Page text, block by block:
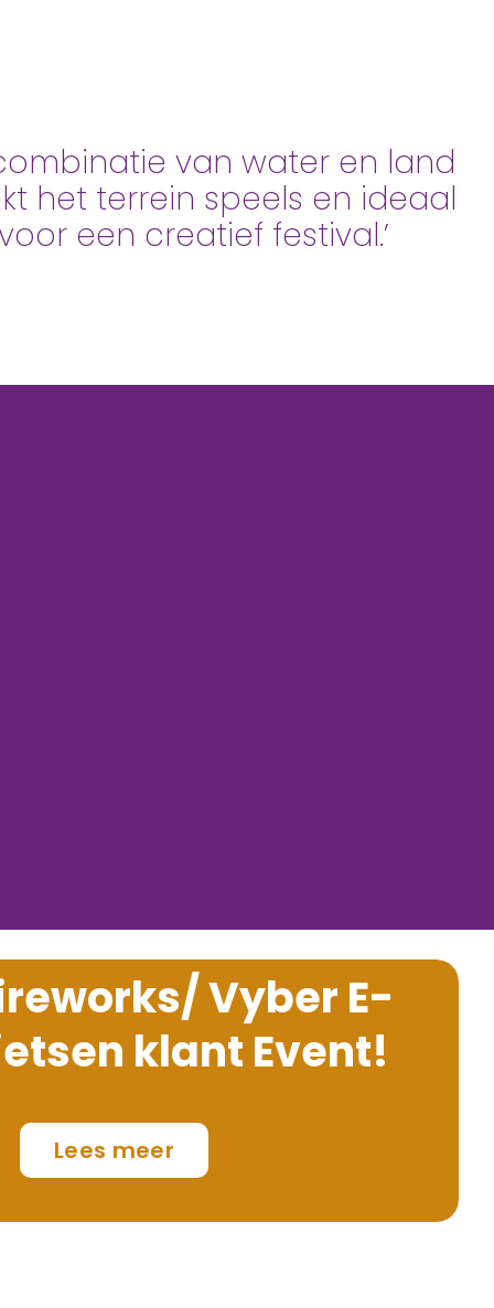
van water en land
het terrein speels en ideaal
een creatief festival.’
Vyber E-
klant Event!
Lees meer